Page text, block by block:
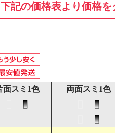
下記の価格表より価格
面スミ1色
両面スミ1色